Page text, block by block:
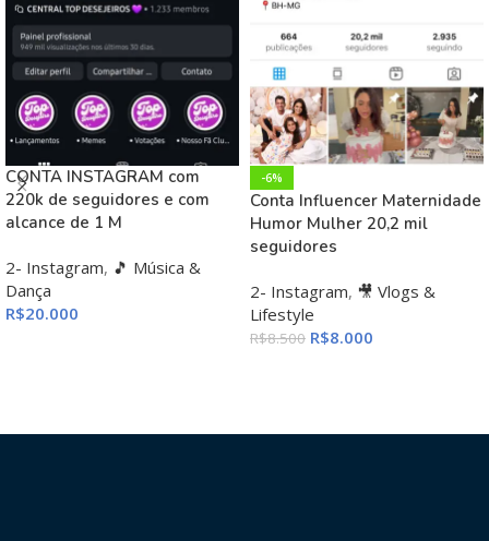
CONTA INSTAGRAM com
220k de seguidores e com
alcance de 1 M
2- Instagram, 🎵 Música &
Dança
R$20.000
-6%
Conta Influencer Maternidade
Humor Mulher 20,2 mil
seguidores
2- Instagram, 🎥 Vlogs &
Lifestyle
R$8.500 R$8.000